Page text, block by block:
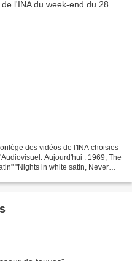
des vidéos de l'INA choisies
Aujourd'hui : 1969, The
"Nights in white satin, Never